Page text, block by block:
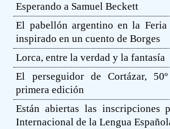
Esperando a Samuel Beckett
El pabellón argentino en la Feria
inspirado en un cuento de Borges
Lorca, entre la verdad y la fantasía
El perseguidor de Cortázar,
primera edición
Están abiertas las inscripciones
Internacional de la Lengua